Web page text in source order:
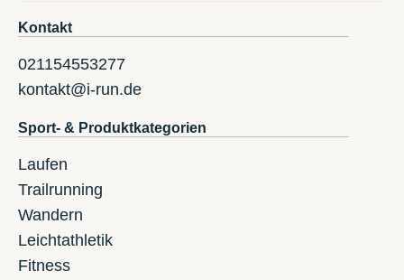
Kontakt
021154553277
kontakt@i-run.de
Sport- & Produktkategorien
Laufen
Trailrunning
Wandern
Leichtathletik
Fitness